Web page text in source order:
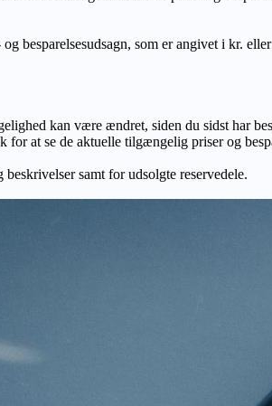
besparelsesudsagn, som er angivet i kr.
kan være ændret, siden du sidst har
at se de aktuelle tilgængelig priser og
samt for udsolgte reservedele.